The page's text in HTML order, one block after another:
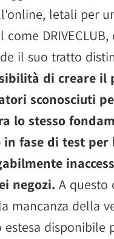
letali per
il suo tratto
di creare il
sconosciuti
lo stesso
fase di test per
negozi. A questo
mancanza della
estesa